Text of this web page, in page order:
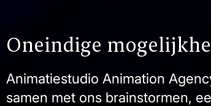
Oneindige
Animatiestudio Animation
samen met ons brainstormen,